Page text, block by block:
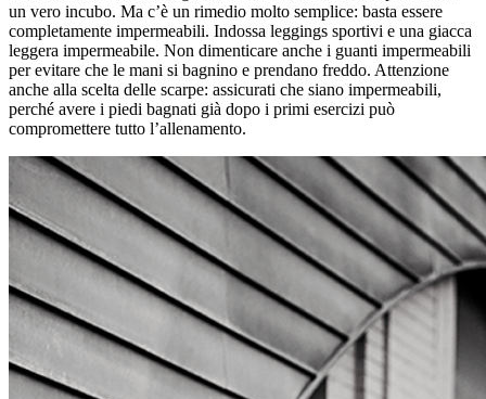
un vero incubo. Ma c’è un rimedio molto semplice: basta essere
completamente impermeabili. Indossa leggings sportivi e una giacca
leggera impermeabile. Non dimenticare anche i guanti impermeabili
per evitare che le mani si bagnino e prendano freddo. Attenzione
anche alla scelta delle scarpe: assicurati che siano impermeabili,
perché avere i piedi bagnati già dopo i primi esercizi può
compromettere tutto l’allenamento.